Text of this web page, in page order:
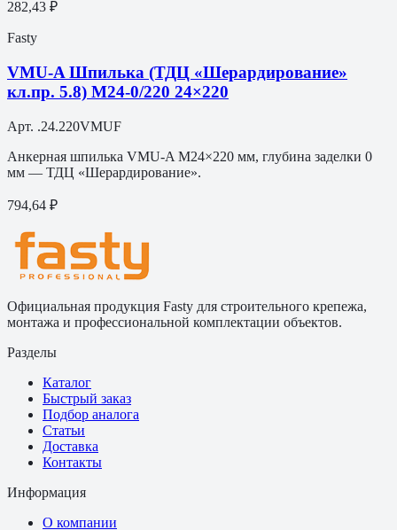
282,43 ₽
Fasty
VMU-A Шпилька (ТДЦ «Шерардирование»
кл.пр. 5.8) M24-0/220 24×220
Арт. .24.220VMUF
Анкерная шпилька VMU-A M24×220 мм, глубина заделки 0
мм — ТДЦ «Шерардирование».
794,64 ₽
Официальная продукция Fasty для строительного крепежа,
монтажа и профессиональной комплектации объектов.
Разделы
Каталог
Быстрый заказ
Подбор аналога
Статьи
Доставка
Контакты
Информация
О компании